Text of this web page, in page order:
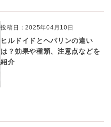
投稿日：2025年04月10日
ヒルドイドとヘパリンの違い
は？効果や種類、注意点などを
紹介